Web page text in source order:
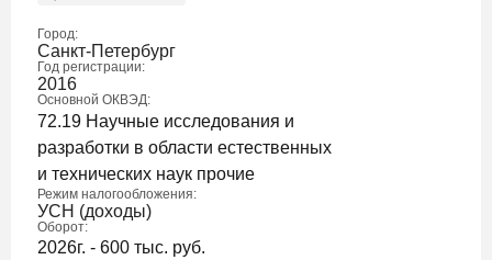
Город:
Санкт-Петербург
Год регистрации:
2016
Основной ОКВЭД:
72.19 Научные исследования и
разработки в области естественных
и технических наук прочие
Режим налогообложения:
УСН (доходы)
Оборот:
2026г. - 600 тыс. руб.